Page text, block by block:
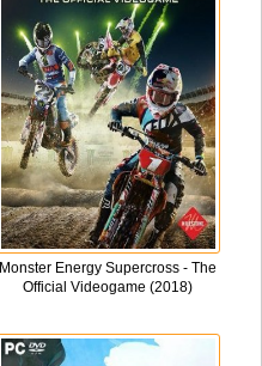
Monster Energy Supercross - The
Official Videogame (2018)